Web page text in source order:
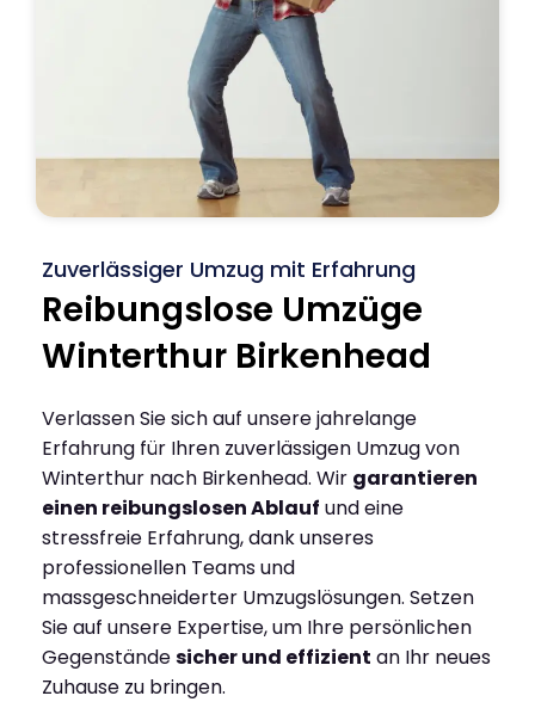
Zuverlässiger Umzug mit Erfahrung
Reibungslose Umzüge
Winterthur Birkenhead
Verlassen Sie sich auf unsere jahrelange
Erfahrung für Ihren zuverlässigen Umzug von
Winterthur nach Birkenhead. Wir garantieren
einen reibungslosen Ablauf und eine
stressfreie Erfahrung, dank unseres
professionellen Teams und
massgeschneiderter Umzugslösungen. Setzen
Sie auf unsere Expertise, um Ihre persönlichen
Gegenständesicher und effizient an Ihr neues
Zuhause zu bringen.